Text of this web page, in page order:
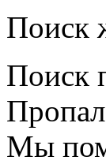
Поиск
Поиск
Мы